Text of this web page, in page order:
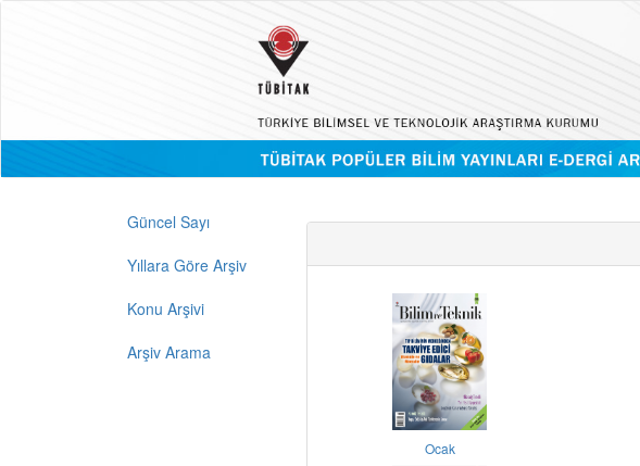
Güncel Sayı
Yıllara Göre Arşiv
Konu Arşivi
Arşiv Arama
Ocak